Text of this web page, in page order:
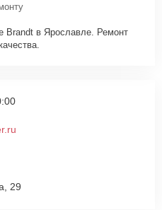
Brandt в Ярославле. Ремонт
29